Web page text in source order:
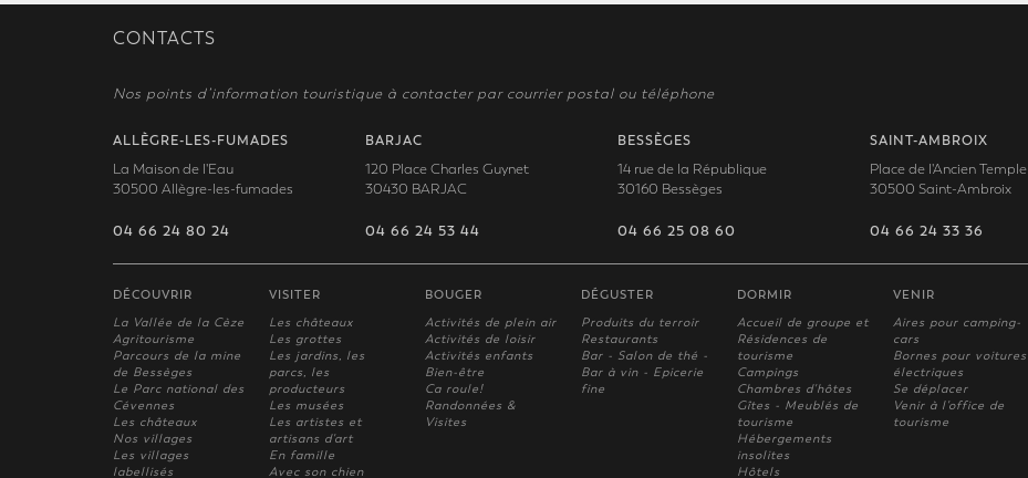
CONTACTS
Nos points d’information touristique à contacter par courrier postal ou téléphone
ALLÈGRE-LES-FUMADES
La Maison de l'Eau
30500 Allègre-les-fumades
04 66 24 80 24
BARJAC
120 Place Charles Guynet
30430 BARJAC
04 66 24 53 44
BESSÈGES
14 rue de la République
30160 Bessèges
04 66 25 08 60
SAINT-AMBROIX
Place de l'Ancien Temple
30500 Saint-Ambroix
04 66 24 33 36
DÉCOUVRIR
La Vallée de la Cèze
Agritourisme
Parcours de la mine
de Bessèges
Le Parc national des
Cévennes
Les châteaux
Nos villages
Les villages
labellisés
VISITER
Les châteaux
Les grottes
Les jardins, les
parcs, les
producteurs
Les musées
Les artistes et
artisans d'art
En famille
Avec son chien
BOUGER
Activités de plein air
Activités de loisir
Activités enfants
Bien-être
Ca roule!
Randonnées &
Visites
DÉGUSTER
Produits du terroir
Restaurants
Bar - Salon de thé -
Bar à vin - Epicerie
fine
DORMIR
Accueil de groupe et
Résidences de
tourisme
Campings
Chambres d'hôtes
Gîtes - Meublés de
tourisme
Hébergements
insolites
Hôtels
VENIR
Aires pour camping-
cars
Bornes pour voitures
électriques
Se déplacer
Venir à l'office de
tourisme